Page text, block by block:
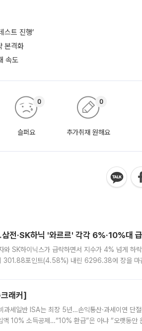
스트 진행’
본격화
속도
슬퍼요
0
추가취재 원해요
0
전·SK하닉 '와르르' 각각 6%·10%대
와 SK하이닉스가 급락하면서 지수가 4% 넘게 하
301.88포인트(4.58%) 내린 6296.38에 장을 마
래커]
과세일반 ISA는 최장 5년…손익통산·과세이연 단
10% 소득공제…“10% 환급”은 아냐 “오랫동안